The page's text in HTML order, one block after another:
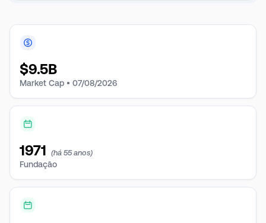
autônomos, de precisão, tecnologias anti-UAS,
plataformas espaciais, sistemas de energia dirigida e
$9.5B
Market Cap • 07/08/2026
1971 (há 55 anos)
Fundação